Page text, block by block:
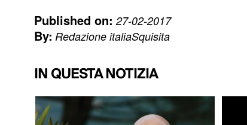
Published on: 27-02-2017
By: Redazione italiaSquisita
IN QUESTA NOTIZIA